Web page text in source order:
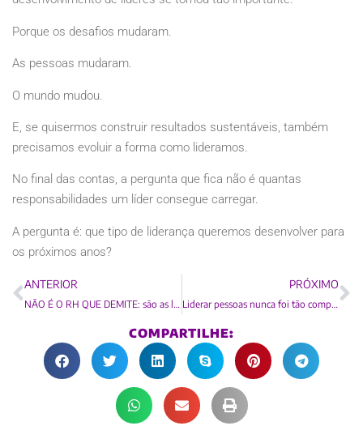
Porque os desafios mudaram.
As pessoas mudaram.
O mundo mudou.
E, se quisermos construir resultados sustentáveis, também
precisamos evoluir a forma como lideramos.
No final das contas, a pergunta que fica não é quantas
responsabilidades um líder consegue carregar.
A pergunta é: que tipo de liderança queremos desenvolver para
os próximos anos?
ANTERIOR
NÃO É O RH QUE DEMITE: são as lideranças que (des)conectam pessoas
PRÓXIMO
Liderar pessoas nunca foi tão complexo — e nunca estivemos tão pouco preparados para isso.
COMPARTILHE: